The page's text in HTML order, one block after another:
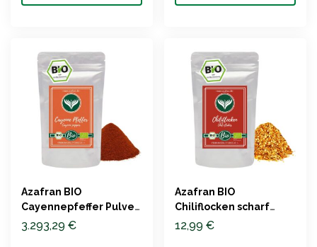
Azafran BIO
Cayennepfeffer Pulver
250g
3.293,29 €
Azafran BIO
Chiliflocken scharf
250g
12,99 €